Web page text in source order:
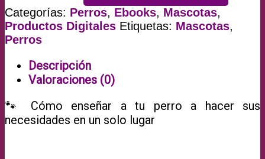
Categorías: Perros, Ebooks, Mascotas,
Productos Digitales Etiquetas: Mascotas,
Perros
Descripción
Valoraciones (0)
🐾 Cómo enseñar a tu perro a hacer sus
necesidades en un solo lugar